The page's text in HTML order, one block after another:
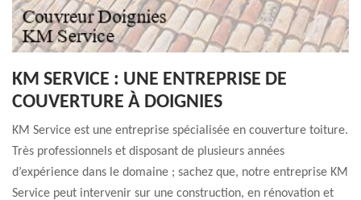
KM SERVICE : UNE ENTREPRISE DE
COUVERTURE À DOIGNIES
KM Service est une entreprise spécialisée en couverture toiture.
Très professionnels et disposant de plusieurs années
d’expérience dans le domaine ; sachez que, notre entreprise KM
Service peut intervenir sur une construction, en rénovation et